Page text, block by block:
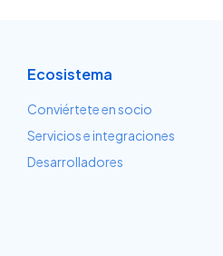
Ecosistema
Conviértete en socio
Servicios e integraciones
Desarrolladores